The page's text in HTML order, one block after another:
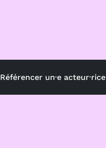
Référencer un·e acteur·rice